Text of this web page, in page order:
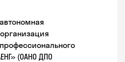
(ОАНО ДПО